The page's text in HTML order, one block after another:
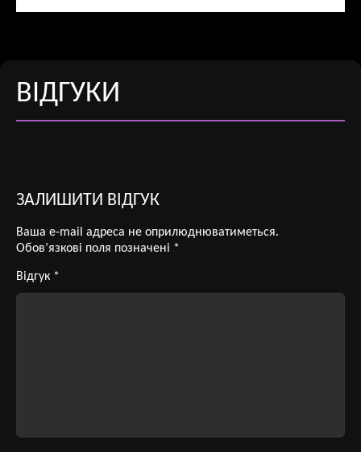
ВІДГУКИ
ЗАЛИШИТИ ВІДГУК
Ваша e-mail адреса не оприлюднюватиметься.
Обов’язкові поля позначені *
Відгук *